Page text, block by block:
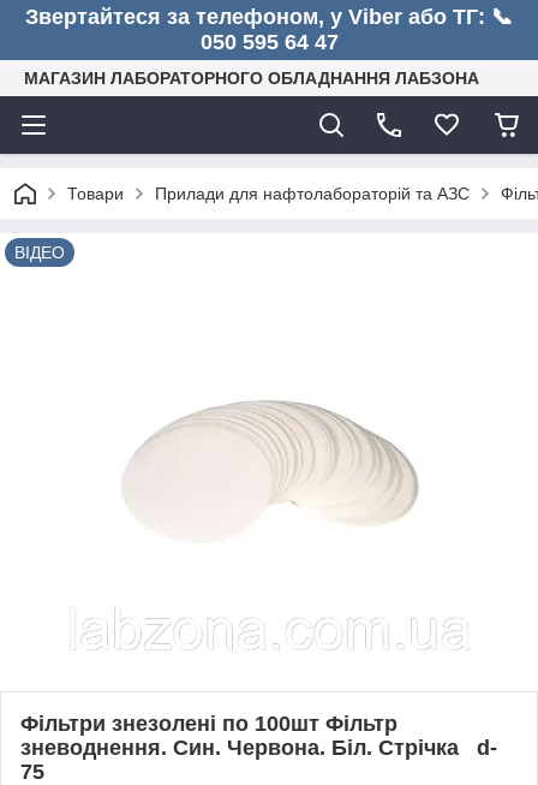
Звертайтеся за телефоном, у Viber або ТГ: 📞
050 595 64 47
МАГАЗИН ЛАБОРАТОРНОГО ОБЛАДНАННЯ ЛАБЗОНА
Товари Прилади для нафтолабораторій та АЗС
ВІДЕО
Фільтри знезолені по 100шт Фільтр
зневоднення. Син. Червона. Біл. Стрічка d-
75